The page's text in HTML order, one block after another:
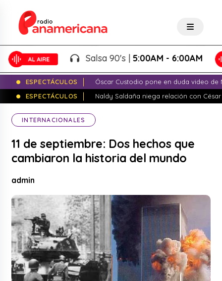
Salsa 90's |5:00AM - 6:00AM
ESPECTÁCULOS
Óscar Custodio pone en duda video de
ESPECTÁCULOS
Naldy Saldaña niega relación con
INTERNACIONALES
11 de septiembre: Dos hechos que
cambiaron la historia del mundo
admin